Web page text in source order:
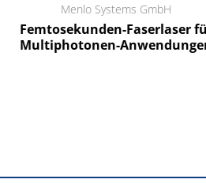
Menlo Systems GmbH
Femtosekunden-Faserlaser für
Multiphotonen-Anwendungen